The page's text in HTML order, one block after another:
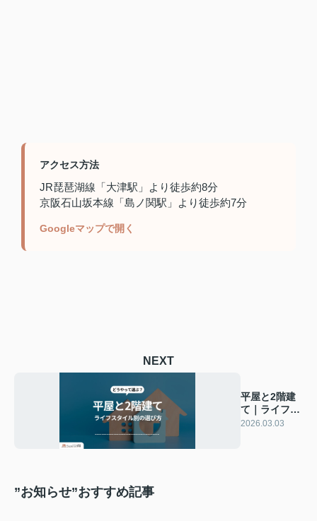
アクセス方法
JR琵琶湖線「大津駅」より徒歩約8分
京阪石山坂本線「島ノ関駅」より徒歩約7分
Googleマップで開く
NEXT
平屋と2階建
て｜ライフス
タイル別の選
2026.03.03
”お知らせ”おすすめ記事